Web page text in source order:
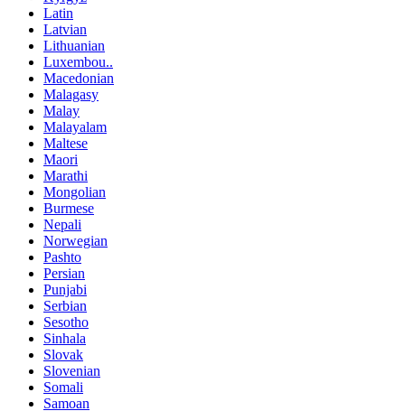
Latin
Latvian
Lithuanian
Luxembou..
Macedonian
Malagasy
Malay
Malayalam
Maltese
Maori
Marathi
Mongolian
Burmese
Nepali
Norwegian
Pashto
Persian
Punjabi
Serbian
Sesotho
Sinhala
Slovak
Slovenian
Somali
Samoan